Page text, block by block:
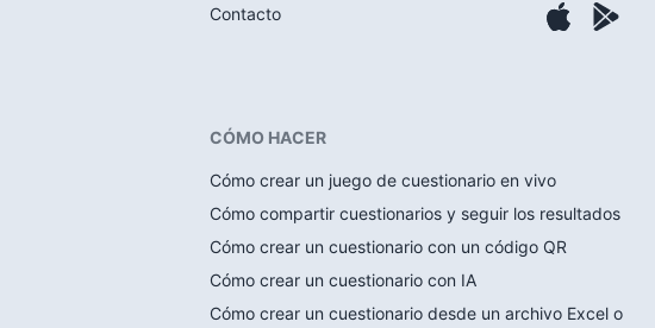
Contacto
CÓMO HACER
Cómo crear un juego de cuestionario en vivo
Cómo compartir cuestionarios y seguir los resultados
Cómo crear un cuestionario con un código QR
Cómo crear un cuestionario con IA
Cómo crear un cuestionario desde un archivo Excel o